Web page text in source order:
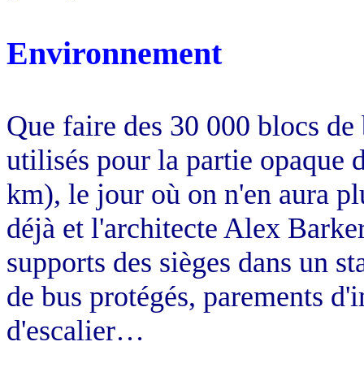
Environnement
Que faire des 30 000 blocs
utilisés pour la partie opaque
km), le jour où on n'en aura
déjà et l'architecte Alex
supports des sièges dans un
de bus protégés, parements
d'escalier…